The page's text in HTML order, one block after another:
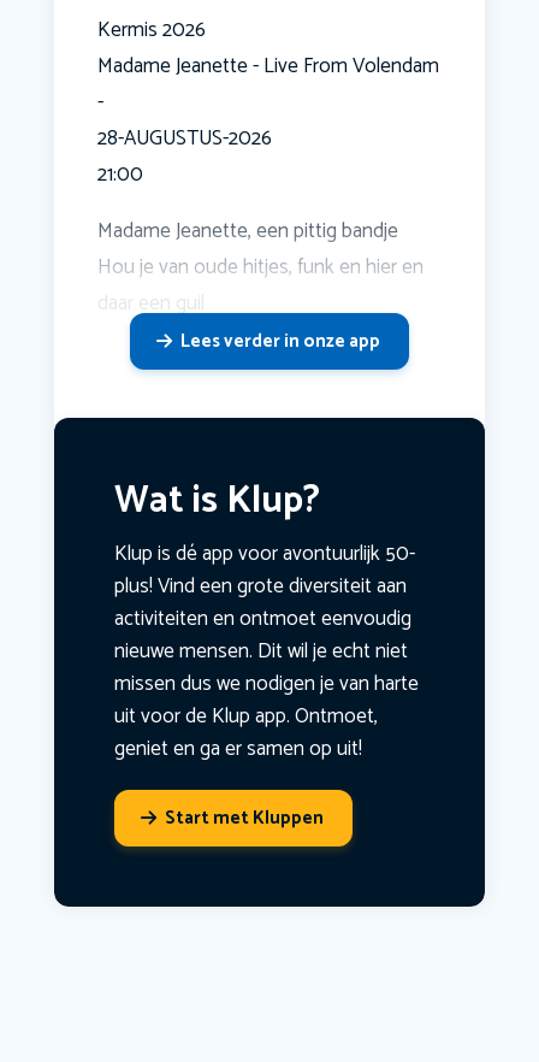
Kermis 2026
Madame Jeanette - Live From Volendam
-
28-AUGUSTUS-2026
21:00
Madame Jeanette, een pittig bandje ️
Hou je van oude hitjes, funk en hier en
daar een guil
Lees verder in onze app
Wat is Klup?
Klup is dé app voor avontuurlijk 50-
plus! Vind een grote diversiteit aan
activiteiten en ontmoet eenvoudig
nieuwe mensen. Dit wil je echt niet
missen dus we nodigen je van harte
uit voor de Klup app. Ontmoet,
geniet en ga er samen op uit!
Start met Kluppen